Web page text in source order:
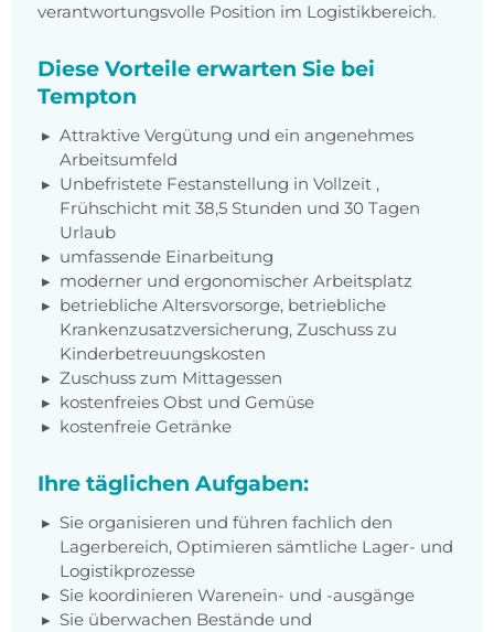
verantwortungsvolle Position im Logistikbereich.
Diese Vorteile erwarten Sie bei
Tempton
Attraktive Vergütung und ein angenehmes
Arbeitsumfeld
Unbefristete Festanstellung in Vollzeit ,
Frühschicht mit 38,5 Stunden und 30 Tagen
Urlaub
umfassende Einarbeitung
moderner und ergonomischer Arbeitsplatz
betriebliche Altersvorsorge, betriebliche
Krankenzusatzversicherung, Zuschuss zu
Kinderbetreuungskosten
Zuschuss zum Mittagessen
kostenfreies Obst und Gemüse
kostenfreie Getränke
Ihre täglichen Aufgaben:
Sie organisieren und führen fachlich den
Lagerbereich, Optimieren sämtliche Lager- und
Logistikprozesse
Sie koordinieren Warenein- und -ausgänge
Sie überwachen Bestände und